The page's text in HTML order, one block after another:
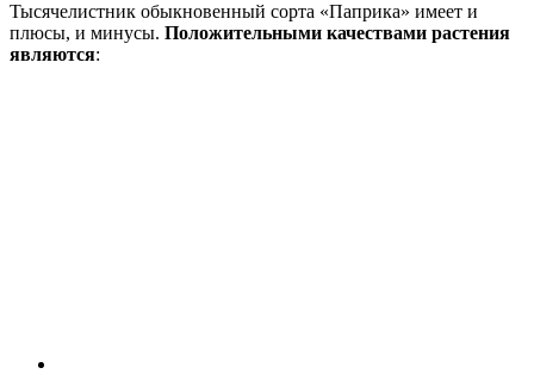
Тысячелистник обыкновенный сорта «Паприка» имеет и
плюсы, и минусы. Положительными качествами растения
являются: